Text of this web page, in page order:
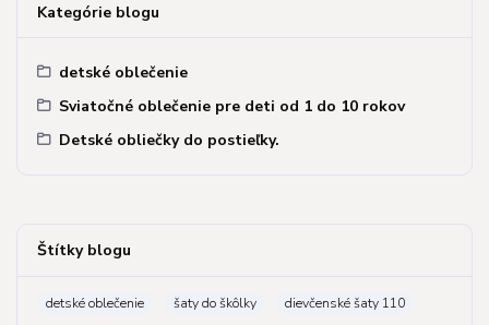
Kategórie blogu
detské oblečenie
Sviatočné oblečenie pre deti od 1 do 10 rokov
Detské obliečky do postieľky.
Štítky blogu
detské oblečenie šaty do škôlky
dievčenské šaty 110